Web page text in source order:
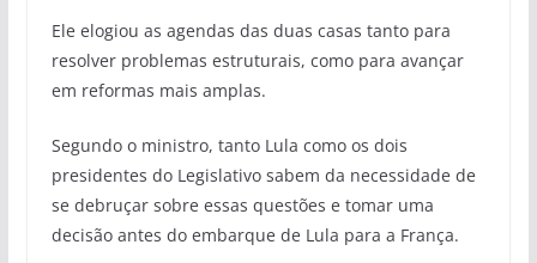
Ele elogiou as agendas das duas casas tanto para
resolver problemas estruturais, como para avançar
em reformas mais amplas.
Segundo o ministro, tanto Lula como os dois
presidentes do Legislativo sabem da necessidade de
se debruçar sobre essas questões e tomar uma
decisão antes do embarque de Lula para a França.